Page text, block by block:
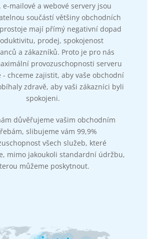
e-mailové a webové servery jsou
součástí většiny obchodních
mají přímý negativní dopad
prodej, spokojenost
a zákazníků. Proto je pro nás
provozuschopnosti serveru
chceme zajistit, aby vaše obchodní
zdravě, aby vaši zákazníci byli
spokojeni.
důvěřujeme vašim obchodním
slibujeme vám 99,9%
všech služeb, které
mimo jakoukoli standardní údržbu,
můžeme poskytnout.